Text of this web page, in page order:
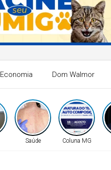
Economia Dom Walmor
Saúde Coluna MG